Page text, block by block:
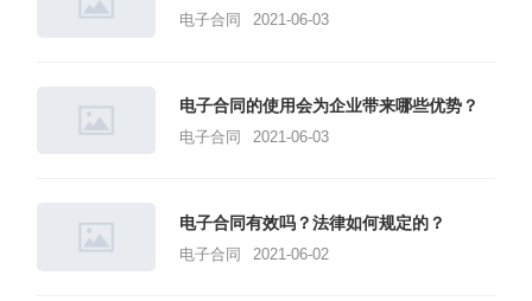
电子合同 2021-06-03
电子合同的使用会为企业带来哪些优势？
电子合同 2021-06-03
电子合同有效吗？法律如何规定的？
电子合同 2021-06-02